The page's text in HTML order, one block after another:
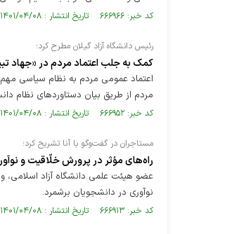
کد خبر: ۶۶۶۹۶۶ تاریخ انتشار : ۱۴۰۱/۰۴/۰۸
رئیس دانشگاه آزاد گیلان مطرح کرد؛
کمک به جلب اعتماد مردم در «جهاد
اعتماد عمومی مردم به نظام سیاسی
مردم از طریق بیان دستاوردهای نظام
کد خبر: ۶۶۶۹۵۲ تاریخ انتشار : ۱۴۰۱/۰۴/۰۸
مستاجران در گفت‌وگو با آنا تشریح کرد؛
راه‌های مؤثر در پرورش خلّاقیت و
عضو هیئت علمی دانشگاه آزاد
نوآوری در دانشجویان برشمرد.
کد خبر: ۶۶۶۹۱۳ تاریخ انتشار : ۱۴۰۱/۰۴/۰۸